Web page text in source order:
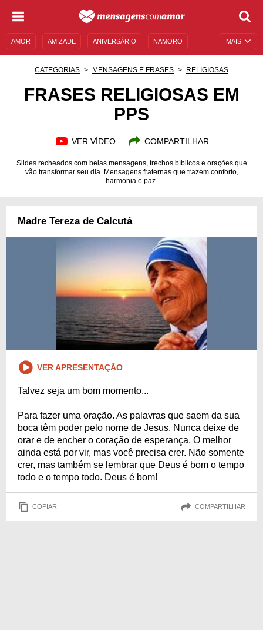
MAIS
AMOR AMIZADE ANIVERSÁRIO NAMORO
MENSAGENS DE ANIVERSÁRIO
CATEGORIAS MENSAGENS E FRASES RELIGIOSAS
FRASES RELIGIOSAS EM
PPS
VER VÍDEO COMPARTILHAR
Slides recheados com belas mensagens, trechos bíblicos e orações que
vão transformar seu dia. Mensagens fraternas que trazem conforto,
harmonia e paz.
Madre Tereza de Calcutá
VER APRESENTAÇÃO
Talvez seja um bom momento...
Para fazer uma oração. As palavras que saem da sua
boca têm poder pelo nome de Jesus. Nunca deixe de
orar e de encher o coração de esperança. O melhor
ainda está por vir, mas você precisa crer. Não somente
crer, mas também se lembrar que Deus é bom o tempo
todo e o tempo todo. Deus é bom!
COPIAR COMPARTILHAR